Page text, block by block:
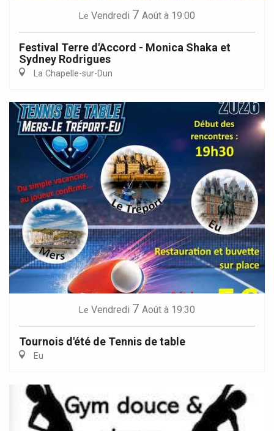
Le Vendredi 7 Août à 19:00
Festival Terre d'Accord - Monica Shaka et
Sydney Rodrigues
La Chapelle-sur-Dun
Le Vendredi 7 Août à 19:30
Tournois d'été de Tennis de table
Eu